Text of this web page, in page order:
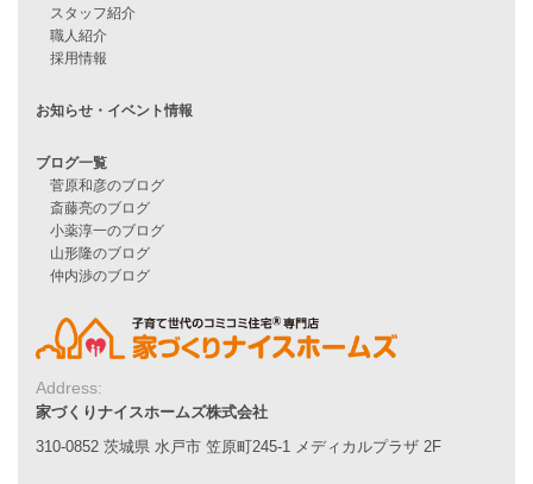
Line Up
WOOD BOX
ハピネスシリーズ
Sシリーズ
シンプルな平屋
家づくりナイスホームズの家づくり
エコハウス
家づくりの流れ
7つのポイント
平屋をお考えの方へ
二世帯住宅をお考えの方へ
リフォームをお考えの方へ
Address:
家づくりナイスホームズ株式会社
310-0852 茨城県 水戸市 笠原町245-1 メディカルプラザ 2F